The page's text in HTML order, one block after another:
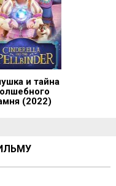
и тайна
(2022)